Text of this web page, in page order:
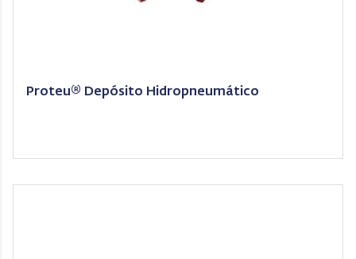
Proteu® Depósito Hidropneumático